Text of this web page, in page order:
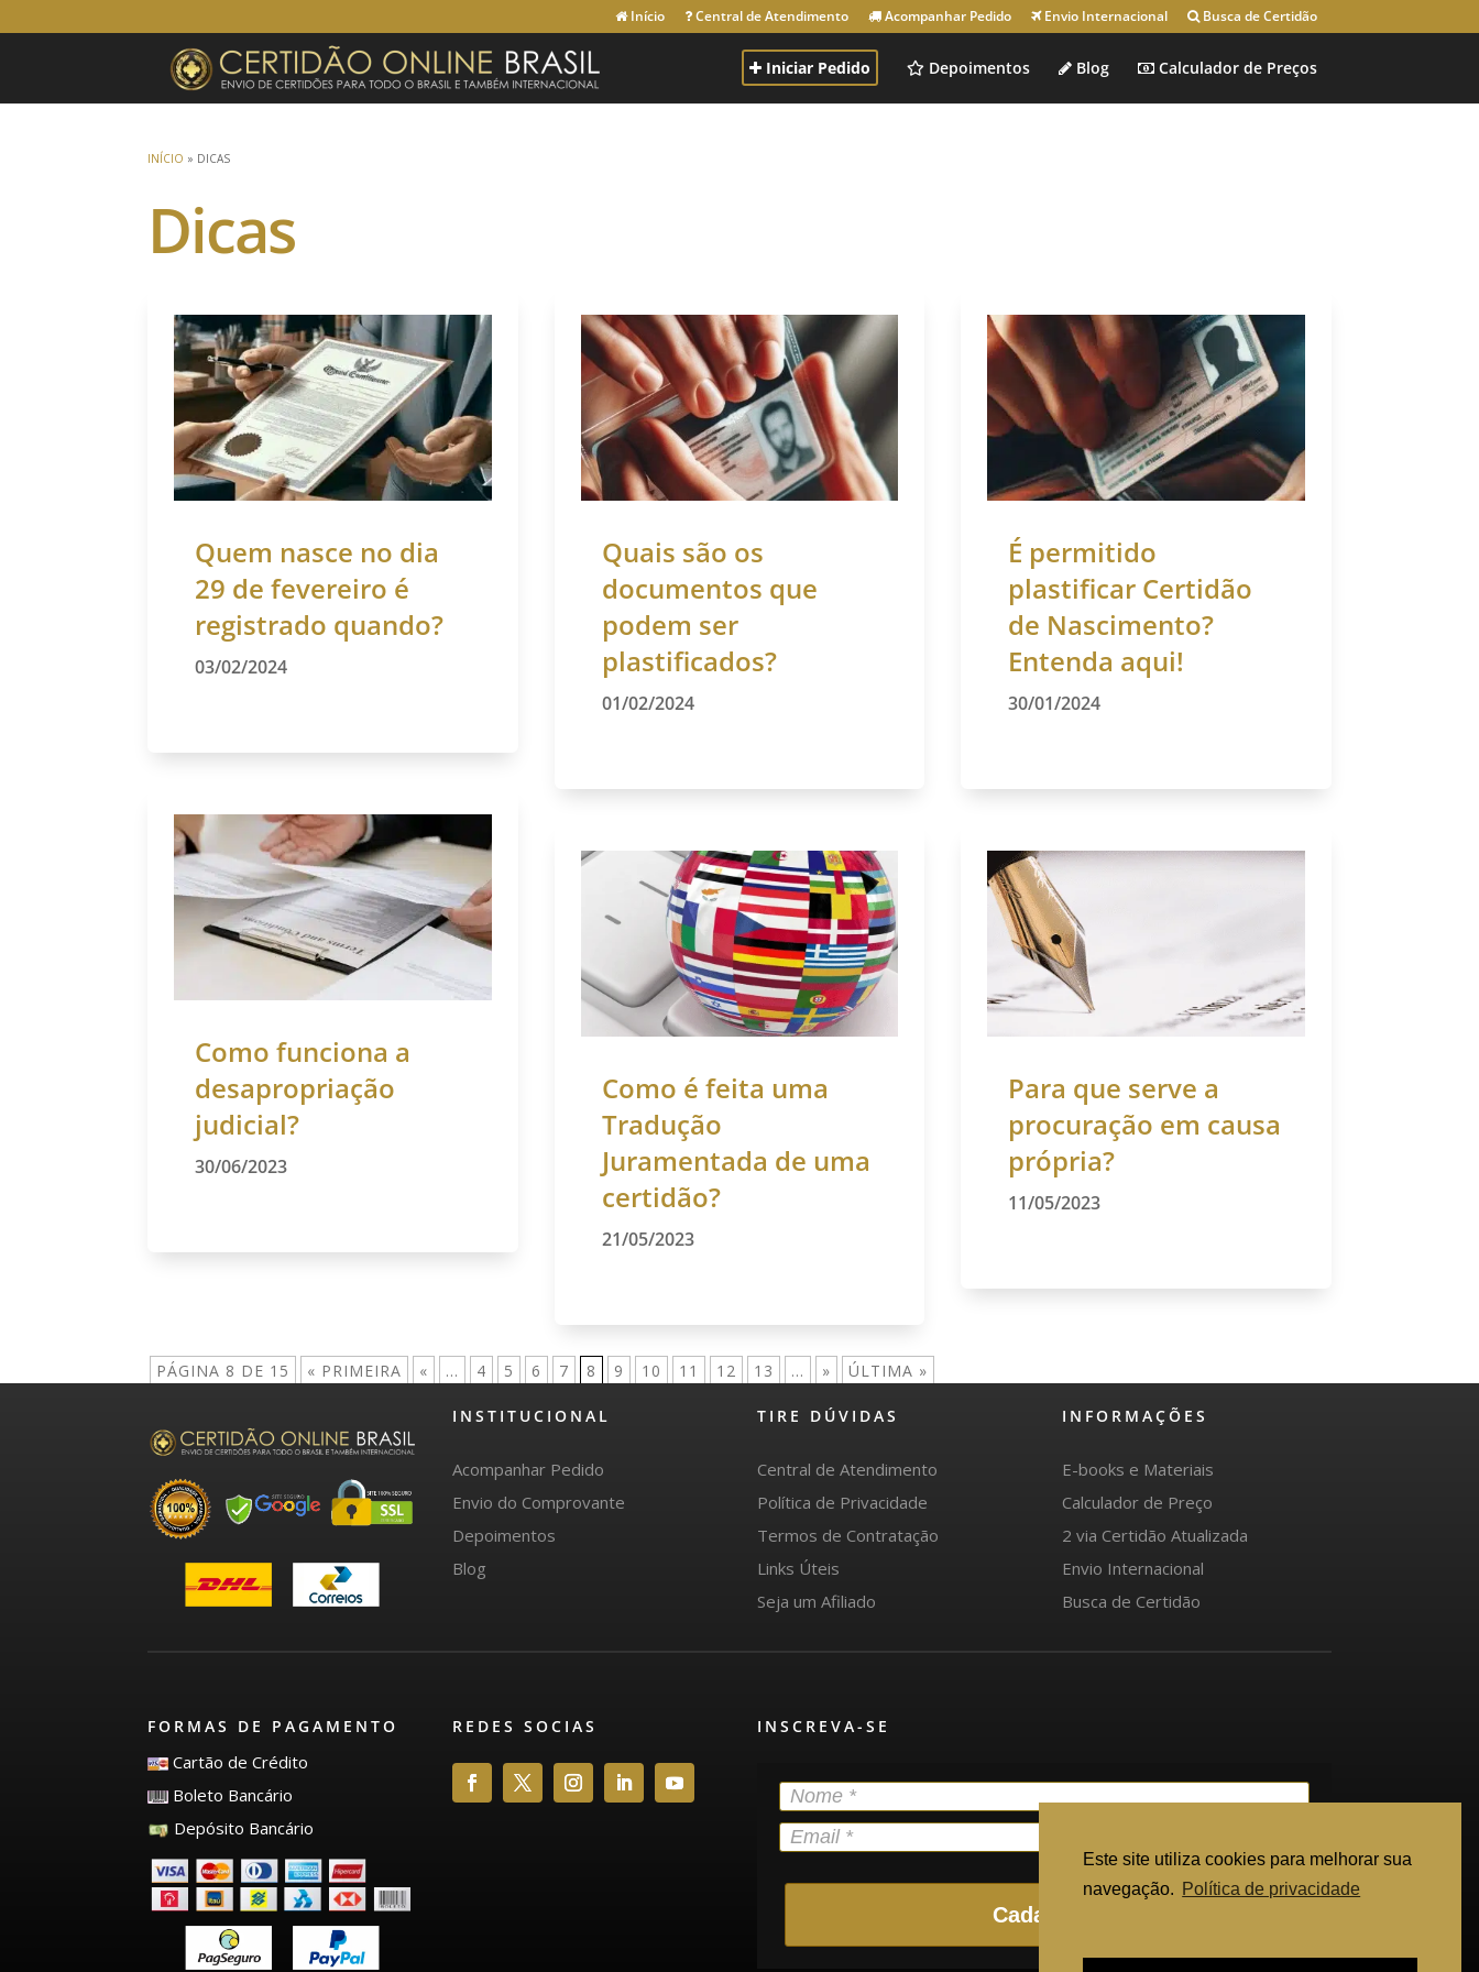
Início Central de Atendimento Acompanhar Pedido Envio Internacional Busca de Certidão
Iniciar Pedido Depoimentos Blog Calculador de Preços
INÍCIO » DICAS
Dicas
Quem nasce no dia
29 de fevereiro é
registrado quando?
03/02/2024
Como funciona a
desapropriação
judicial?
30/06/2023
Quais são os
documentos que
podem ser
plastificados?
01/02/2024
Como é feita uma
Tradução
Juramentada de uma
certidão?
21/05/2023
É permitido
plastificar Certidão
de Nascimento?
Entenda aqui!
30/01/2024
Para que serve a
procuração em causa
própria?
11/05/2023
PÁGINA 8 DE 15 « PRIMEIRA « ... 4 5 6 7 8 9 10 11 12 13 ... » ÚLTIMA »
INSTITUCIONAL
Acompanhar Pedido
Envio do Comprovante
Depoimentos
Blog
TIRE DÚVIDAS
Central de Atendimento
Política de Privacidade
Termos de Contratação
Links Úteis
Seja um Afiliado
INFORMAÇÕES
E-books e Materiais
Calculador de Preço
2 via Certidão Atualizada
Envio Internacional
Busca de Certidão
FORMAS DE PAGAMENTO
Cartão de Crédito
Boleto Bancário
Depósito Bancário
REDES SOCIAS INSCREVA-SE
Cadastrar
Este site utiliza cookies para melhorar sua
navegação. Política de privacidade